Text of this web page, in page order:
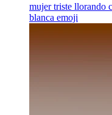
mujer triste llorando
blanca emoji